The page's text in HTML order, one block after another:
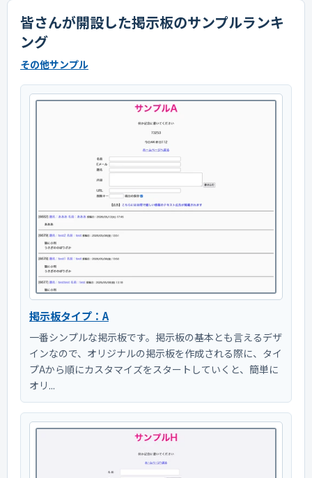
皆さんが開設した掲示板のサンプルランキ
ング
その他サンプル
掲示板タイプ：A
一番シンプルな掲示板です。掲示板の基本とも言えるデザ
インなので、オリジナルの掲示板を作成される際に、タイ
プAから順にカスタマイズをスタートしていくと、簡単に
オリ...